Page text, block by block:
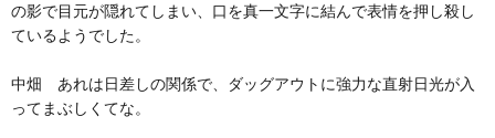
の影で目元が隠れてしまい、口を真一文字に結んで表情を押し殺し
ているようでした。
中畑 あれは日差しの関係で、ダッグアウトに強力な直射日光が入
ってまぶしくてな。